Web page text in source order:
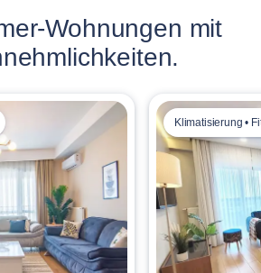
Wohnungen mit
Klimatisierung •